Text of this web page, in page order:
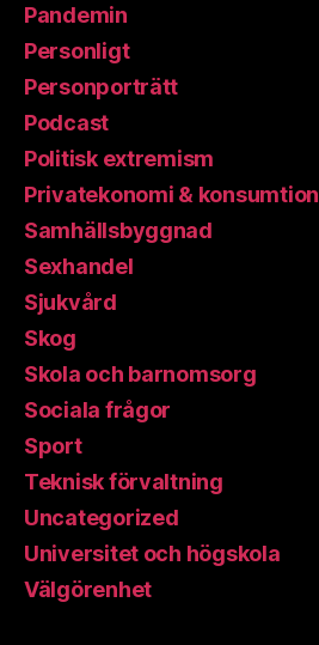
Pandemin
Personligt
Personporträtt
Podcast
Politisk extremism
Privatekonomi & konsumtion
Samhällsbyggnad
Sexhandel
Sjukvård
Skog
Skola och barnomsorg
Sociala frågor
Sport
Teknisk förvaltning
Uncategorized
Universitet och högskola
Välgörenhet